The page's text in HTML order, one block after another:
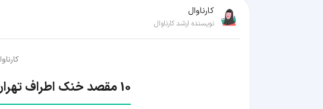
کارناوال
نویسنده ارشد کارناوال
10 مقصد خنک اطراف تهران؛ سفر یک‌روزه تابستانی